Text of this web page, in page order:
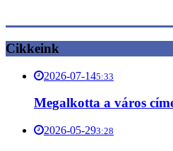
Cikkeink
2026-07-145:33
Megalkotta a város
2026-05-293:28